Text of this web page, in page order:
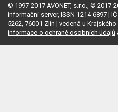
© 1997-2017 AVONET, s.r.o., © 2017-
informační server, ISSN 1214-6897 |
5262, 76001 Zlín | vedená u
informace o ochraně osobních údajů